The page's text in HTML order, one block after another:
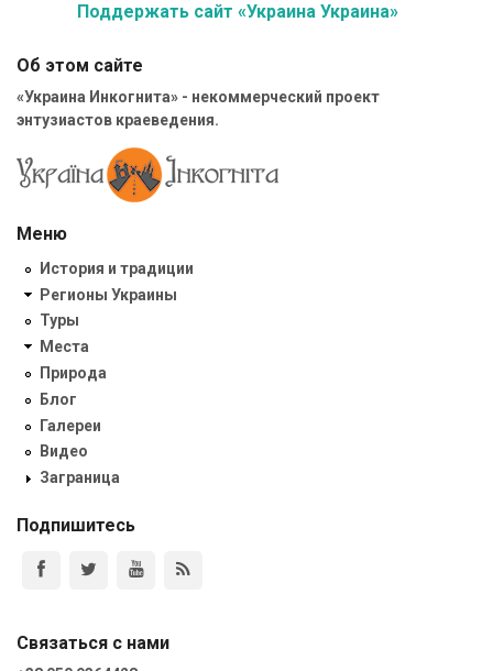
Поддержать сайт «Украина Украина»
Об этом сайте
«Украина Инкогнита» - некоммерческий проект
энтузиастов краеведения.
Меню
История и традиции
Регионы Украины
Туры
Места
Природа
Блог
Галереи
Видео
Заграница
Подпишитесь
Связаться с нами